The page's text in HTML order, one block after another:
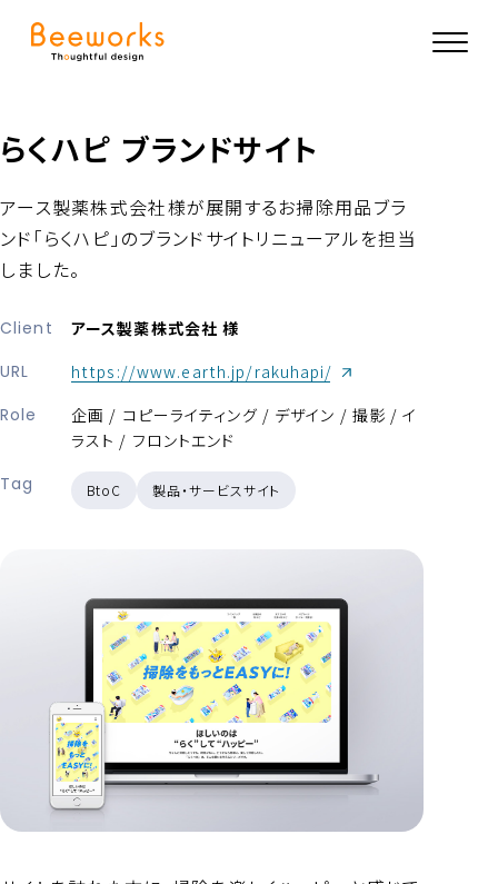
らくハピ ブランドサイト
アース製薬株式会社様が展開するお掃除用品ブラ
ンド「らくハピ」のブランドサイトリニューアルを担当
しました。
Client
アース製薬株式会社 様
URL
https://www.earth.jp/rakuhapi/ （新しいウィンドウが
Role
企画 / コピーライティング / デザイン / 撮影 / イ
ラスト / フロントエンド
Tag
BtoC 製品・サービスサイト